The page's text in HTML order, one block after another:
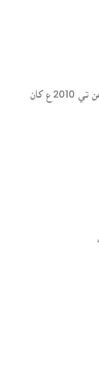
سنڌسلامت ڪتاب گهر ھڪ آن لائين لائبريري آھي، جنھن تي 2010ع کان